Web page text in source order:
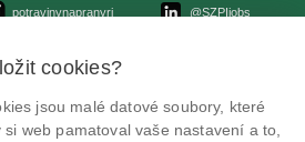
potravinynapranyri @SZPIjobs
inspekce 2026.
cookies?
jsou malé datové soubory, které
web pamatoval vaše nastavení a to,